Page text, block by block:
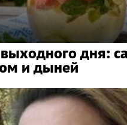
дня:
и дыней